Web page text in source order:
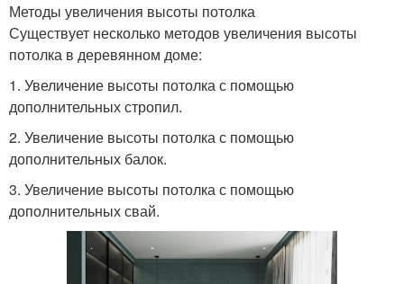
Методы увеличения высоты потолка
Существует несколько методов увеличения высоты
потолка в деревянном доме:
1. Увеличение высоты потолка с помощью
дополнительных стропил.
2. Увеличение высоты потолка с помощью
дополнительных балок.
3. Увеличение высоты потолка с помощью
дополнительных свай.